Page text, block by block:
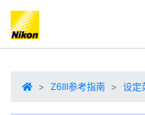
Z6III参考指南 设定